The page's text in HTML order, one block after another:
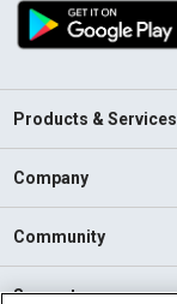
Products & Services
Company
Community
Support